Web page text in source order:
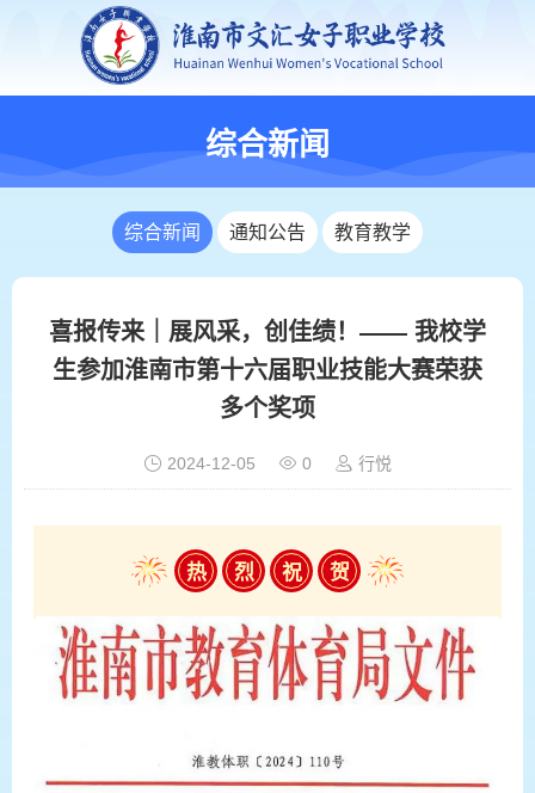
综合新闻
综合新闻 通知公告 教育教学
喜报传来｜展风采，创佳绩！—— 我校学
生参加淮南市第十六届职业技能大赛荣获
多个奖项
2024-12-05 0 行悦
热 烈 祝 贺